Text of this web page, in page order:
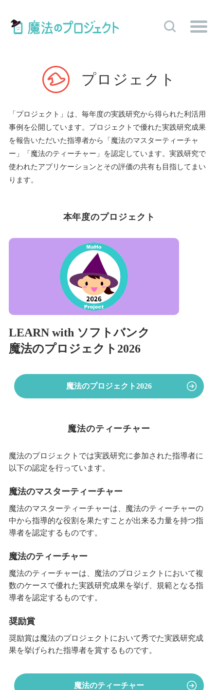
プロジェクト
「プロジェクト」は、毎年度の実践研究から得られた利活用
事例を公開しています。プロジェクトで優れた実践研究成果
を報告いただいた指導者から「魔法のマスターティーチャ
ー」「魔法のティーチャー」を認定しています。実践研究で
使われたアプリケーションとその評価の共有も目指してまい
ります。
本年度のプロジェクト
LEARN with ソフトバンク
魔法のプロジェクト2026
魔法のプロジェクト2026
魔法のティーチャー
魔法のプロジェクトでは実践研究に参加された指導者に
以下の認定を行っています。
魔法のマスターティーチャー
魔法のマスターティーチャーは、魔法のティーチャーの
中から指導的な役割を果たすことが出来る力量を持つ指
導者を認定するものです。
魔法のティーチャー
魔法のティーチャーは、魔法のプロジェクトにおいて複
数のケースで優れた実践研究成果を挙げ、規範となる指
導者を認定するものです。
奨励賞
奨励賞は魔法のプロジェクトにおいて秀でた実践研究成
果を挙げられた指導者を賞するものです。
魔法のティーチャー